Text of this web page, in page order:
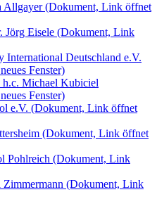
Allgayer(Dokument, Link öffnet
Jörg Eisele (Dokument, Link
International Deutschland e.V.
Fenster)
h.c. Michael Kubiciel
Fenster)
e.V. (Dokument, Link öffnet
(Dokument, Link öffnet
Pohlreich (Dokument, Link
(Dokument, Link